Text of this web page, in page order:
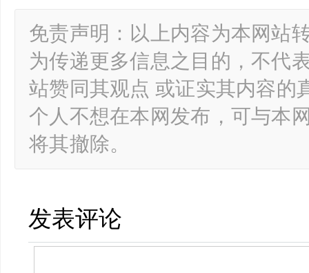
免责声明：以上内容为本网站
为传递更多信息之目的，不代
站赞同其观点 或证实其内容的
个人不想在本网发布，可与本
将其撤除。
发表评论